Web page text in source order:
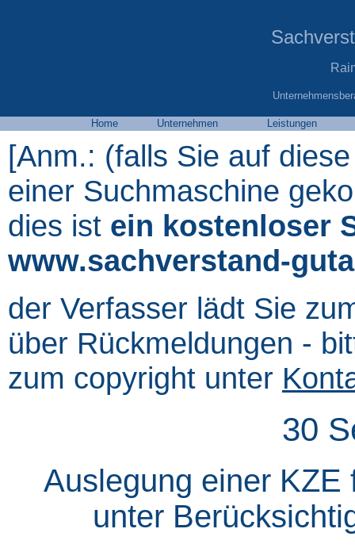
Home Unternehmen Leistungen
[Anm.: (falls Sie auf
einer Suchmaschine
dies ist ein kostenloser
www.sachverstand-
der Verfasser lädt Sie
über Rückmeldungen -
zum copyright unter
30
Auslegung einer KZE
unter